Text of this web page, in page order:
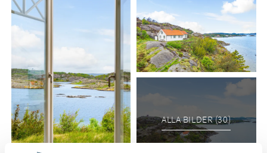
flera väderstreck och bjuder på ständigt skiftande vyer över
den bohuslänska skärgården. Här njuter ni av lugnet,
naturen och det unika ö-livet samtidigt som ni har nära till
både bad, båtliv och härliga promenadstråk.
Bostadshuset erbjuder en välplanerad planlösning med flera
sovrum, sociala sällskapsytor och stora möjligheter att samla
familj och vänner. Här finns en öppen och välkomnande
känsla där havet ständigt gör sig påmint genom fönstren.
Efter en dag på havet eller ett svalkande bad är bastun den
ALLA BILDER (30)